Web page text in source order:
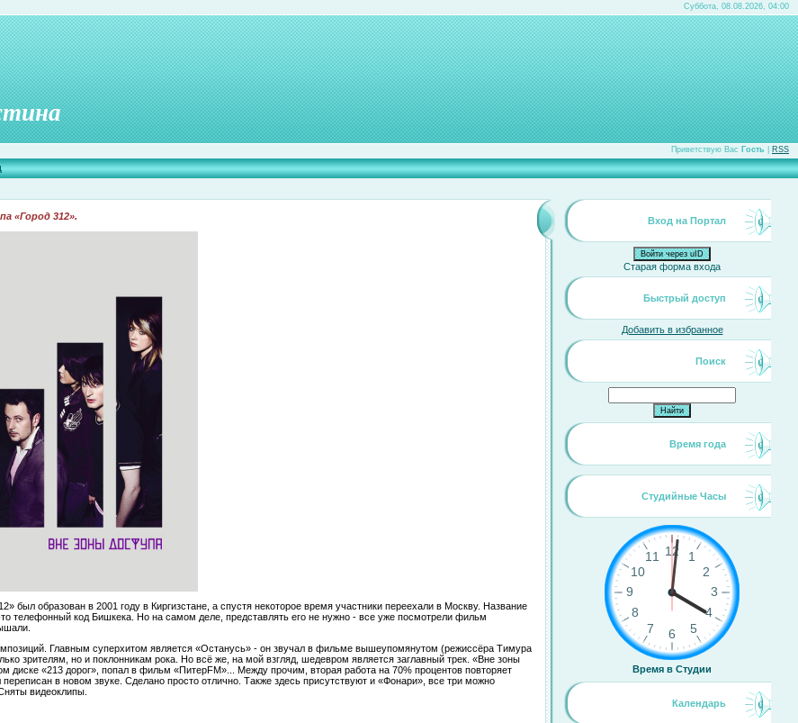
Суббота, 08.08.2026, 04:00
Приветствую Вас Гость RSS
«Город 312».
был образован в 2001 году в Киргизстане, а спустя некоторое время участники переехали в Москву. Название
телефонный код Бишкека. Но на самом деле, представлять его не нужно - все уже посмотрели фильм
Главным суперхитом является «Останусь» - он звучал в фильме вышеупомянутом (режиссёра Тимура
зрителям, но и поклонникам рока. Но всё же, на мой взгляд, шедевром является заглавный трек. «Вне зоны
диске «213 дорог», попал в фильм «ПитерFM»... Между прочим, вторая работа на 70% процентов повторяет
в новом звуке. Сделано просто отлично. Также здесь присутствуют и «Фонари», все три можно
видеоклипы.
Вход на Портал
Войти через uID
Старая форма входа
Быстрый доступ
Добавить в избранное
Поиск
Время года
Студийные Часы
Время в Студии
Календарь